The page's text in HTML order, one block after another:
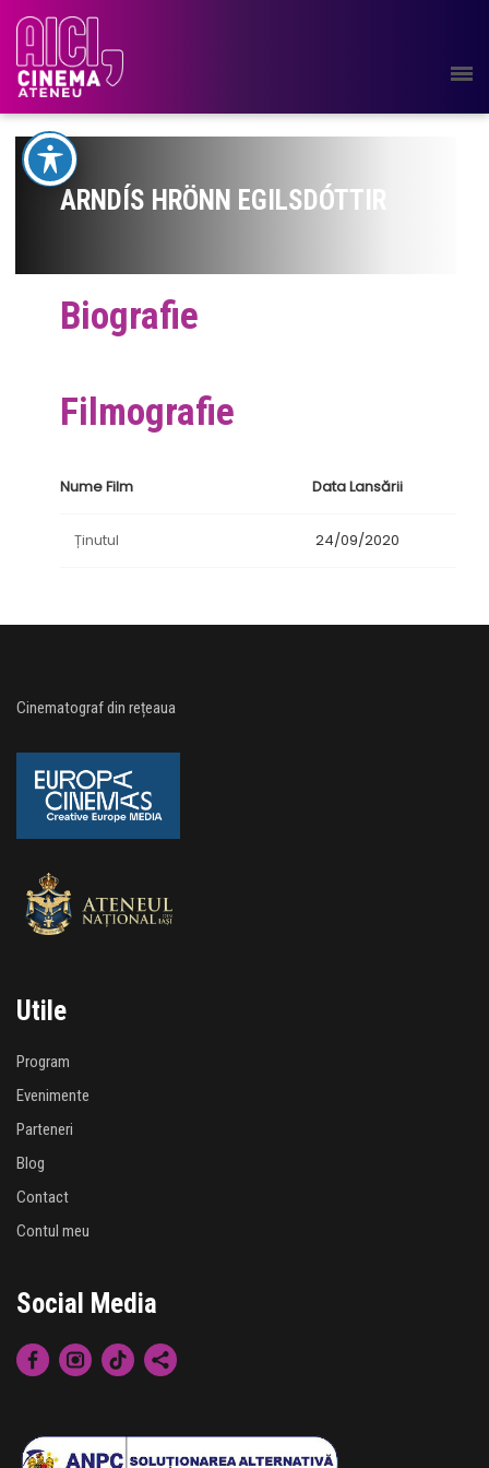
ARNDÍS HRÖNN EGILSDÓTTIR
Biografie
Filmografie
Nume Film Data Lansării
Ținutul 24/09/2020
Cinematograf din rețeaua
Utile
Program
Evenimente
Parteneri
Blog
Contact
Contul meu
Social Media